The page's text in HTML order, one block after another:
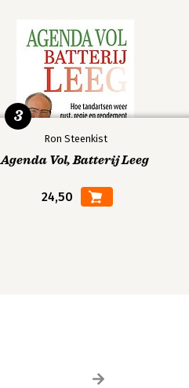
Ron Steenkist
Agenda Vol, Batterij Leeg
24,50
3